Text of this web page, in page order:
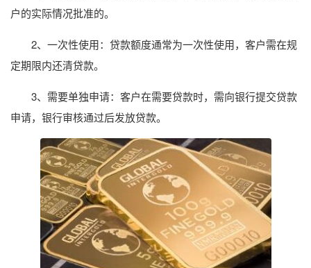
户的实际情况批准的。
2、一次性使用：贷款额度通常为一次性使用，客户需在规
定期限内还清贷款。
3、需要单独申请：客户在需要贷款时，需向银行提交贷款
申请，银行审核通过后发放贷款。